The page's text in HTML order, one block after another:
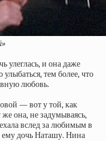
улеглась, и она даже
тем более, что
любовь.
— вот у той, как
она, не задумываясь,
вслед за любимым в
ему дочь Наташу. Нина